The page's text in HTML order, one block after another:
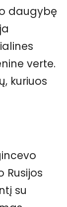
daugybę
verte.
kuriuos
su